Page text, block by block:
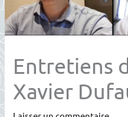
Entretiens
Xavier